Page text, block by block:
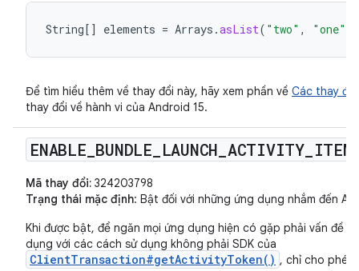
String [] elements = Arrays .asList( "two" , "one"
Để tìm hiểu thêm về thay đổi này, hãy xem phần về Các thay đổi
thay đổi về hành vi của Android 15.
ENABLE BUNDLE LAUNCH ACTIVITY_ ITEM
Mã thay đổi: 324203798
Trạng thái mặc định: Bật đối với những ứng dụng nhắm đến
Khi được bật, để ngăn mọi ứng dụng hiện có gặp phải vấn đề
dụng với các cách sử dụng không phải SDK của
ClientTransaction#getActivityToken() , chỉ cho